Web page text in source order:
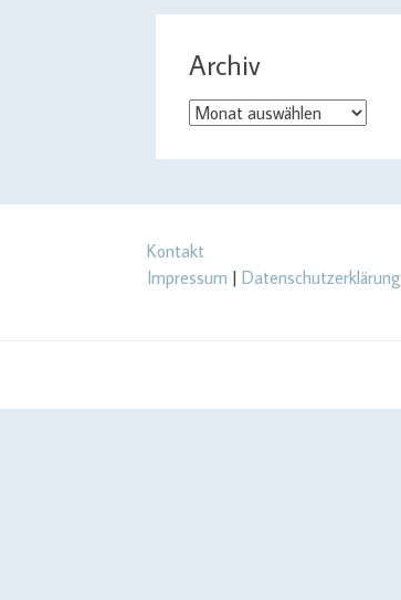
Archiv
Archiv
Kontakt
Impressum | Datenschutzerklärung